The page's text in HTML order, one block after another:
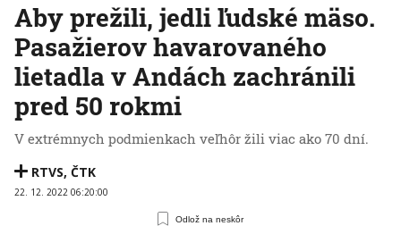
Aby prežili, jedli ľudské mäso.
Pasažierov havarovaného
lietadla v Andách zachránili
pred 50 rokmi
V extrémnych podmienkach veľhôr žili viac ako 70 dní.
RTVS, ČTK
22. 12. 2022 06:20:00
Odlož na neskôr